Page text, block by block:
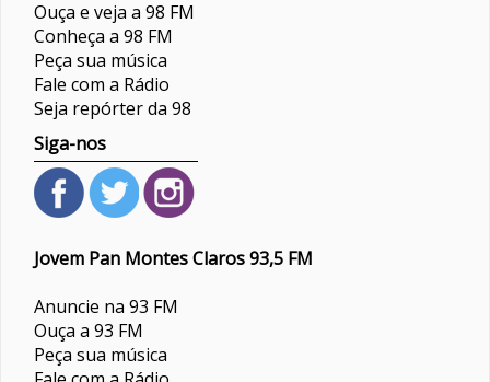
Ouça e veja a 98 FM
Conheça a 98 FM
Peça sua música
Fale com a Rádio
Seja repórter da 98
Siga-nos
Jovem Pan Montes Claros 93,5 FM
Anuncie na 93 FM
Ouça a 93 FM
Peça sua música